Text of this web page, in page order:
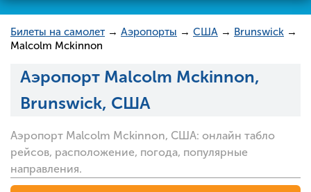
Билеты на самолет → Аэропорты → США → Brunswick →
Malcolm Mckinnon
Аэропорт Malcolm Mckinnon,
Brunswick, США
Аэропорт Malcolm Mckinnon, США: онлайн табло
рейсов, расположение, погода, популярные
направления.